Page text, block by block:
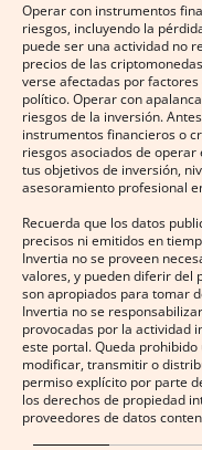
Operar con instrumentos
riesgos, incluyendo la
puede ser una actividad no
precios de las
verse afectadas por
político. Operar con
riesgos de la inversión.
instrumentos financieros o
riesgos asociados de
tus objetivos de inversión,
asesoramiento profesional
Recuerda que los datos
precisos ni emitidos en
Invertia no se proveen
valores, y pueden diferir del
son apropiados para tomar
Invertia no se
provocadas por la actividad
este portal. Queda
modificar, transmitir o
permiso explícito por parte
los derechos de propiedad
proveedores de datos